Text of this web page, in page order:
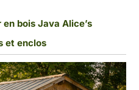
bois Java Alice’s
et enclos